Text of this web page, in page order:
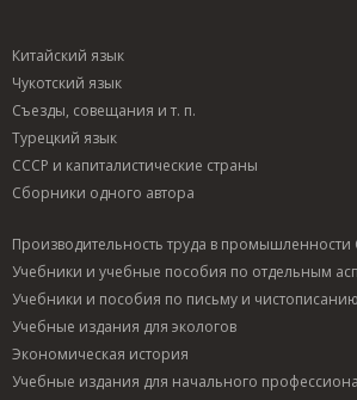
Китайский язык
Чукотский язык
Съезды, совещания и т. п.
Турецкий язык
СССР и капиталистические страны
Сборники одного автора
Производительность труда в промышленности
Учебники и учебные пособия по отдельным
Учебники и пособия по письму и чистописанию
Учебные издания для экологов
Экономическая история
Учебные издания для начального